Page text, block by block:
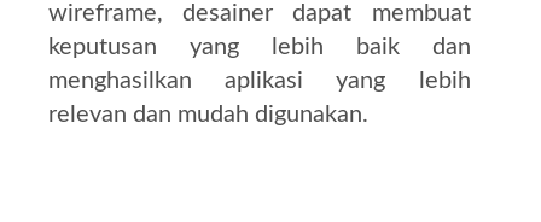
wireframe, desainer dapat membuat
keputusan yang lebih baik dan
menghasilkan aplikasi yang lebih
relevan dan mudah digunakan.